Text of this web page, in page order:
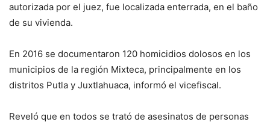
autorizada por el juez, fue localizada enterrada, en el baño
de su vivienda.
En 2016 se documentaron 120 homicidios dolosos en los
municipios de la región Mixteca, principalmente en los
distritos Putla y Juxtlahuaca, informó el vicefiscal.
Reveló que en todos se trató de asesinatos de personas